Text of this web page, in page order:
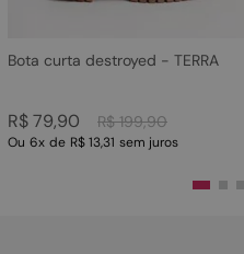
Bota curta destroyed - TERRA
R$ 199,90
R$79,90
Ou 6x de R$ 13,31 sem juros